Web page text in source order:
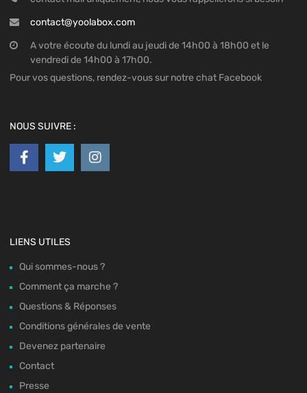
contact@yoolabox.com
A votre écoute du lundi au jeudi de 14h00 à 18h00 et le
vendredi de 14h00 à 17h00.
Pour vos questions, rendez-vous sur notre chat Facebook
NOUS SUIVRE :
LIENS UTILES
Qui sommes-nous ?
Comment ça marche ?
Questions & Réponses
Conditions générales de vente
Devenez partenaire
Contact
Presse